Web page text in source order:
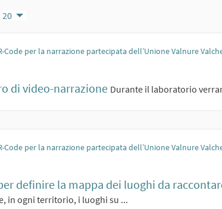
20
Code per la narrazione partecipata dell’Unione Valnure
di video-narrazione Durante il laboratorio
Code per la narrazione partecipata dell’Unione Valnure
definire la mappa dei luoghi da
in ogni territorio, i luoghi su ...